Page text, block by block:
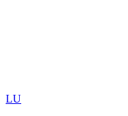
LU